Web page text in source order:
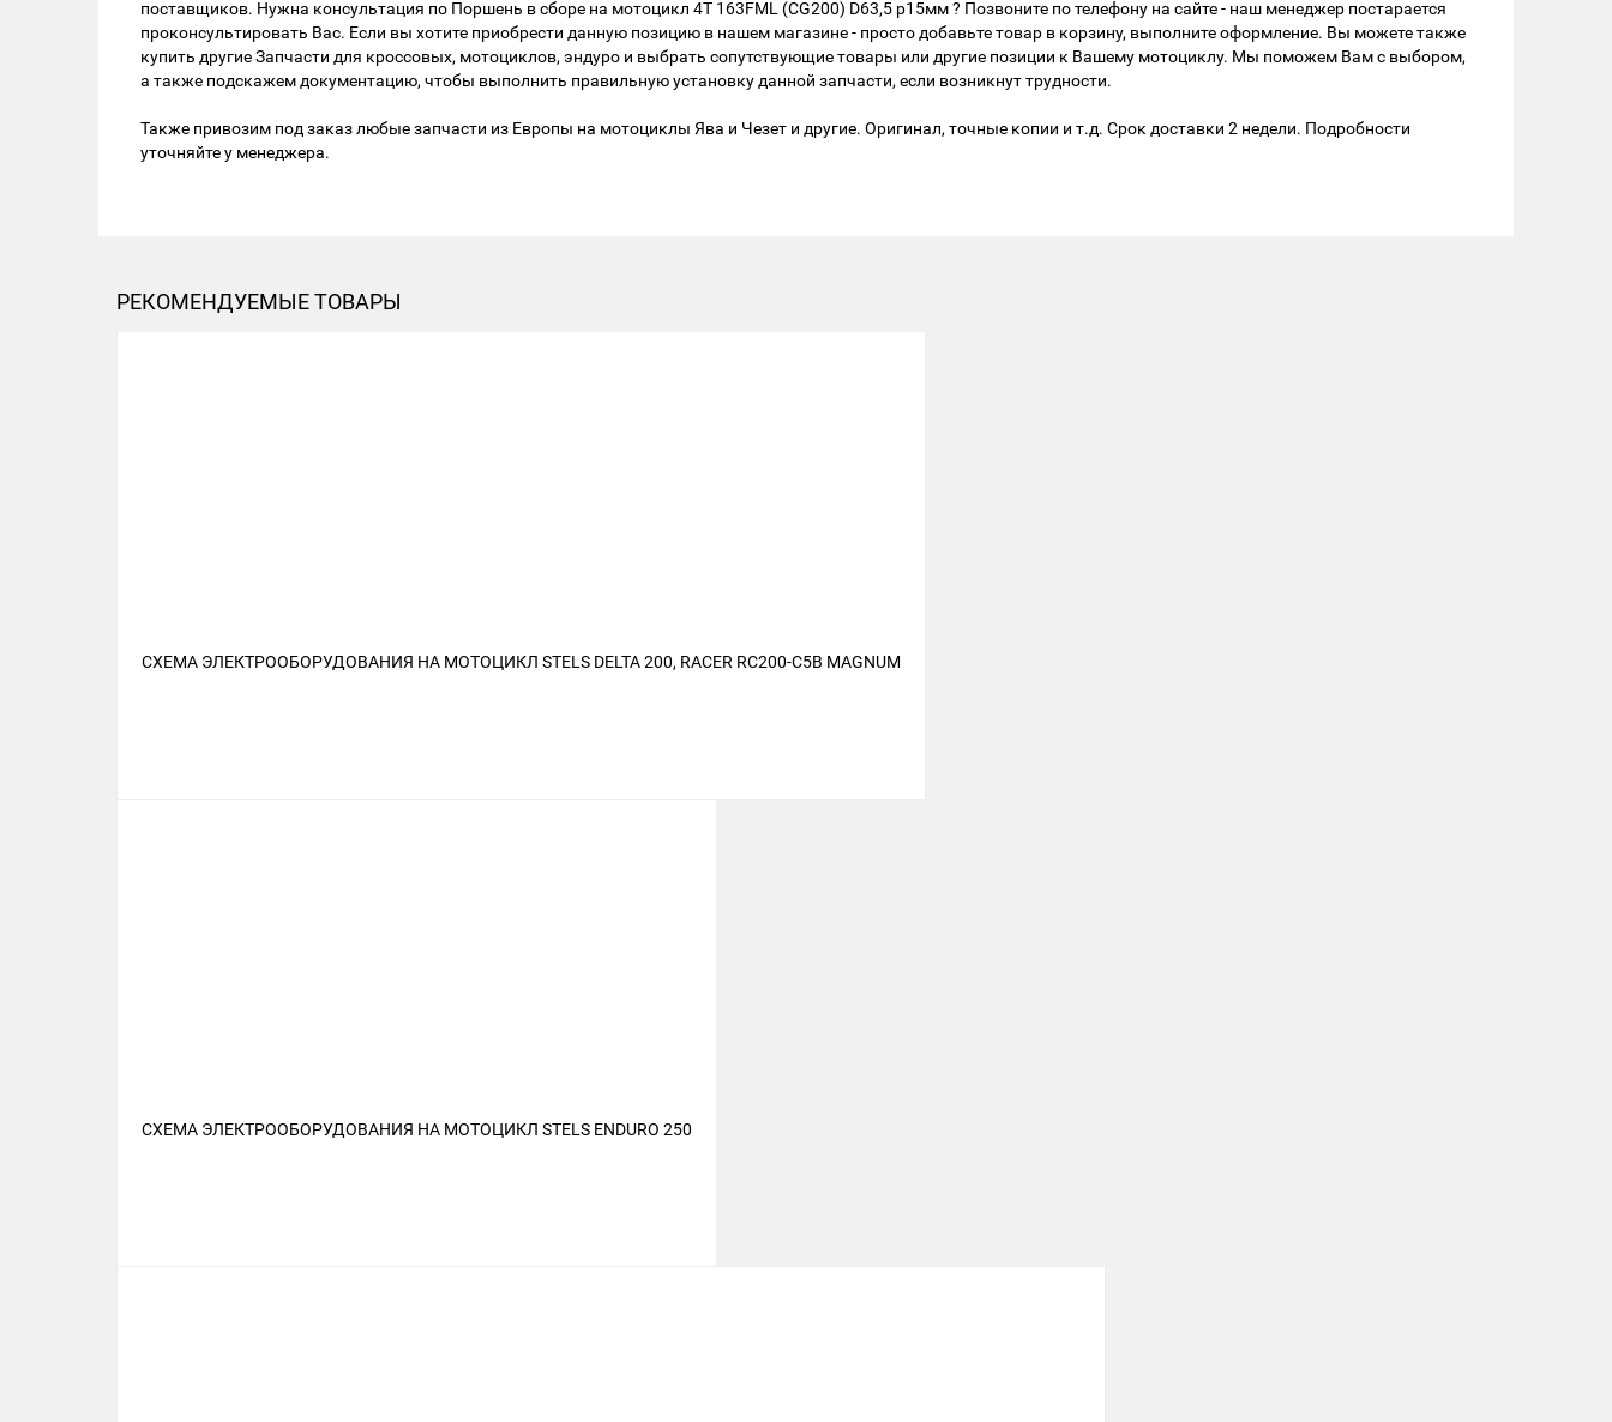
поставщиков. Нужна консультация по Поршень в сборе на мотоцикл 4Т 163FML (CG200) D63,5 р15мм ? Позвоните по телефону на сайте - наш менеджер постарается
проконсультировать Вас. Если вы хотите приобрести данную позицию в нашем магазине - просто добавьте товар в корзину, выполните оформление. Вы можете также
купить другие Запчасти для кроссовых, мотоциклов, эндуро и выбрать сопутствующие товары или другие позиции к Вашему мотоциклу. Мы поможем Вам с выбором,
а также подскажем документацию, чтобы выполнить правильную установку данной запчасти, если возникнут трудности.
Также привозим под заказ любые запчасти из Европы на мотоциклы Ява и Чезет и другие. Оригинал, точные копии и т.д. Срок доставки 2 недели. Подробности
уточняйте у менеджера.
РЕКОМЕНДУЕМЫЕ ТОВАРЫ
СХЕМА ЭЛЕКТРООБОРУДОВАНИЯ НА МОТОЦИКЛ STELS DELTA 200, RACER RC200-C5B MAGNUM
СХЕМА ЭЛЕКТРООБОРУДОВАНИЯ НА МОТОЦИКЛ STELS ENDURO 250